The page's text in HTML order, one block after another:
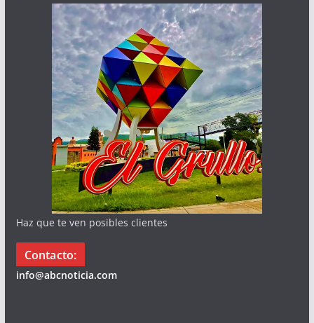
Haz que te ven posibles clientes
Contacto:
info@abcnoticia.com